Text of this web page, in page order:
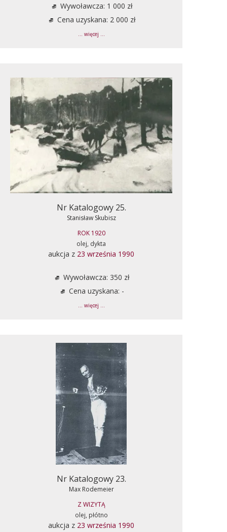
Wywoławcza: 1 000 zł
Cena uzyskana: 2 000 zł
... więcej ...
Nr Katalogowy 25.
Stanisław Skubisz
ROK 1920
olej, dykta
aukcja z 23 września 1990
Wywoławcza: 350 zł
Cena uzyskana: -
... więcej ...
Nr Katalogowy 23.
Max Rodemeier
Z WIZYTĄ
olej, płótno
aukcja z 23 września 1990